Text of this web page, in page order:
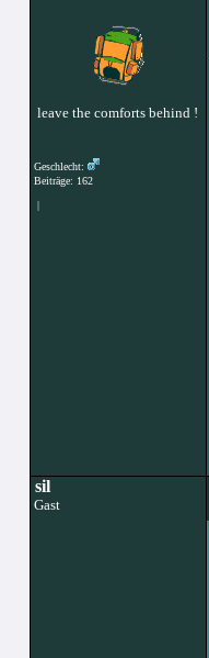
leave the comforts behind !
Geschlecht:
Beiträge: 162
|
sil
Gast